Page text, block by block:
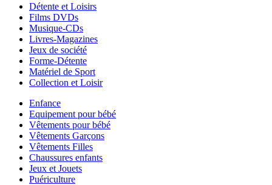
Détente et Loisirs
Films DVDs
Musique-CDs
Livres-Magazines
Jeux de société
Forme-Détente
Matériel de Sport
Collection et Loisir
Enfance
Equipement pour bébé
Vêtements pour bébé
Vêtements Garçons
Vêtements Filles
Chaussures enfants
Jeux et Jouets
Puériculture